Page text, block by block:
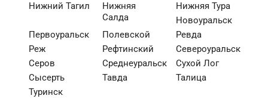
Нижний Тагил
Нижняя
Салда
Нижняя Тура
Новоуральск
Первоуральск
Полевской
Ревда
Реж
Рефтинский
Североуральск
Серов
Среднеуральск
Сухой Лог
Сысерть
Тавда
Талица
Туринск